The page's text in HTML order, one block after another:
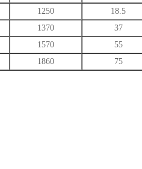
1250 18.5
1370 37
1570 55
1860 75